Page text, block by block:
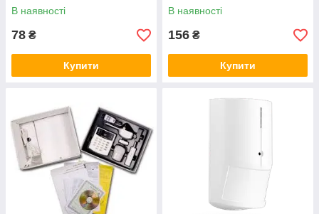
В наявності
78 ₴
Купити
В наявності
156 ₴
Купити